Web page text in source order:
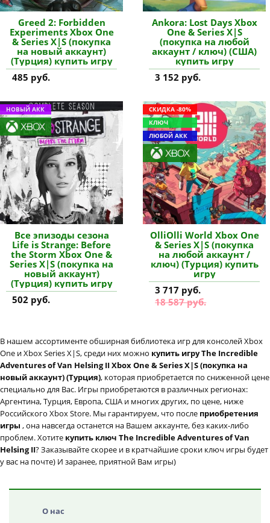
Greed 2: Forbidden
Experiments Xbox One
& Series X|S (покупка
на новый аккаунт)
(Турция) купить игру
485 руб.
Ankora: Lost Days Xbox
One & Series X|S
(покупка на любой
аккаунт / ключ) (США)
купить игру
3 152 руб.
НОВЫЙ АКК
Все эпизоды сезона
Life is Strange: Before
the Storm Xbox One &
Series X|S (покупка на
новый аккаунт)
(Турция) купить игру
502 руб.
СКИДКА -80%
КЛЮЧ
ЛЮБОЙ АКК
OlliOlli World Xbox One
& Series X|S (покупка
на любой аккаунт /
ключ) (Турция) купить
игру
3 717 руб.
18 587 руб.
В нашем ассортименте обширная библиотека игр для консолей Xbox
One и Xbox Series X|S, среди них можно купить игру The Incredible
Adventures of Van Helsing II Xbox One & Series X|S (покупка на
новый аккаунт) (Турция), которая приобретается по сниженной цене
специально для Вас. Игры приобретаются в различных регионах:
Аргентина, Турция, Европа, США и многих других, по цене, ниже
Российского Xbox Store. Мы гарантируем, что после приобретения
игры , она навсегда останется на Вашем аккаунте, без каких-либо
проблем. Хотите купить ключ The Incredible Adventures of Van
Helsing II? Заказывайте скорее и в кратчайшие сроки ключ игры будет
у вас на почте) И заранее, приятной Вам игры)
О нас